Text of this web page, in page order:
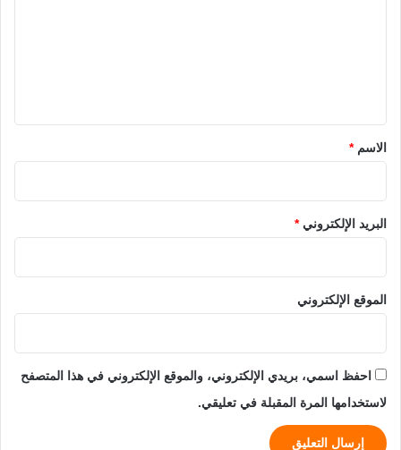
*الاسم*
البريد الإلكتروني*
الموقع الإلكتروني
احفظ اسمي، بريدي الإلكتروني، والموقع الإلكتروني في هذا المتصفح
لاستخدامها المرة المقبلة في تعليقي.